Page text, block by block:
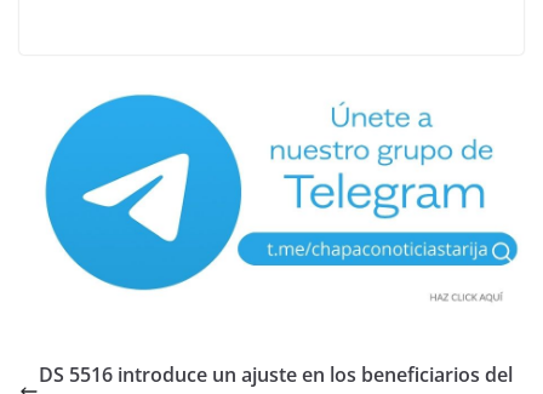
DS 5516 introduce un ajuste en los beneficiarios del